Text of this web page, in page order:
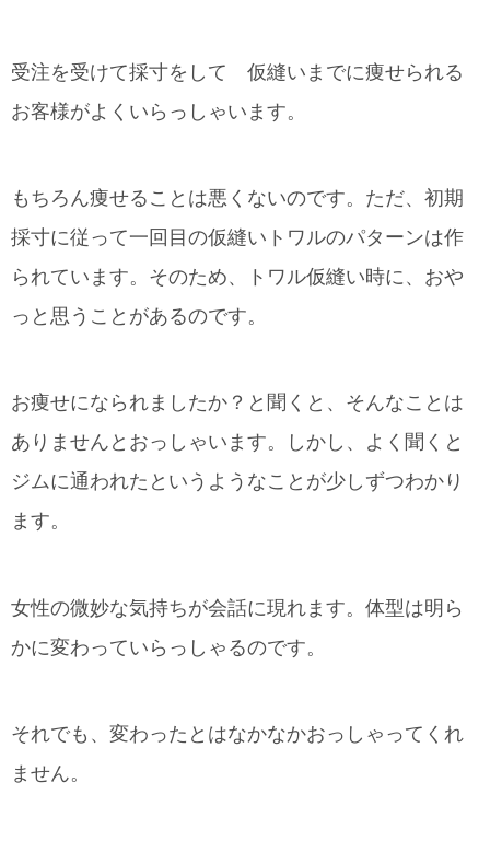
受注を受けて採寸をして 仮縫いまでに痩せられる
お客様がよくいらっしゃいます。
もちろん痩せることは悪くないのです。ただ、初期
採寸に従って一回目の仮縫いトワルのパターンは作
られています。そのため、トワル仮縫い時に、おや
っと思うことがあるのです。
お痩せになられましたか？と聞くと、そんなことは
ありませんとおっしゃいます。しかし、よく聞くと
ジムに通われたというようなことが少しずつわかり
ます。
女性の微妙な気持ちが会話に現れます。体型は明ら
かに変わっていらっしゃるのです。
それでも、変わったとはなかなかおっしゃってくれ
ません。